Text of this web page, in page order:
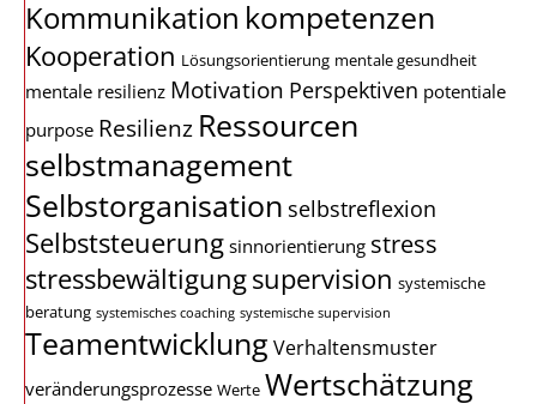
Kommunikation kompetenzen
Kooperation Lösungsorientierung mentale gesundheit
mentale resilienz Motivation Perspektiven potentiale
purpose Resilienz Ressourcen
selbstmanagement
Selbstorganisation selbstreflexion
Selbststeuerung sinnorientierung stress
stressbewältigungsupervision systemische
beratung systemisches coaching systemische supervision
Teamentwicklung Verhaltensmuster
veränderungsprozesse Werte Wertschätzung